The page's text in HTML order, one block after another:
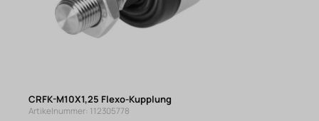
CRFK-M10X1,25 Flexo-Kupplung
Artikelnummer: 112305778